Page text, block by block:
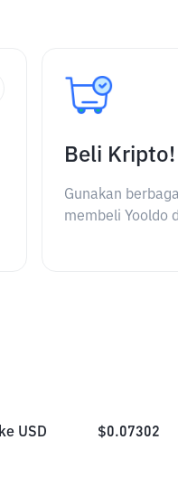
Beli Kripto!
Gunakan
membeli Yooldo
ke USD $0.07302